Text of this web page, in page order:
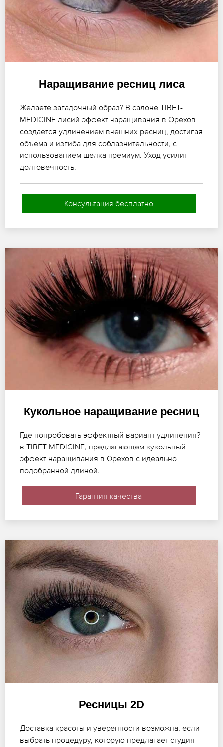
Наращивание ресниц лиса
Желаете загадочный образ? В салоне TIBET-
MEDICINE лисий эффект наращивания в Орехов
создается удлинением внешних ресниц, достигая
объема и изгиба для соблазнительности, с
использованием шелка премиум. Уход усилит
долговечность.
Консультация бесплатно
Кукольное наращивание ресниц
Где попробовать эффектный вариант удлинения?
в TIBET-MEDICINE, предлагающем кукольный
эффект наращивания в Орехов с идеально
подобранной длиной.
Гарантия качества
Ресницы 2D
Доставка красоты и уверенности возможна, если
выбрать процедуру, которую предлагает студия